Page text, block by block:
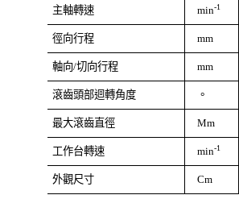
主軸轉速 min-1
徑向行程 mm
軸向/切向行程 mm
滾齒頭部迴轉角度 。
最大滾齒直徑 Mm
工作台轉速 min-1
外觀尺寸 Cm